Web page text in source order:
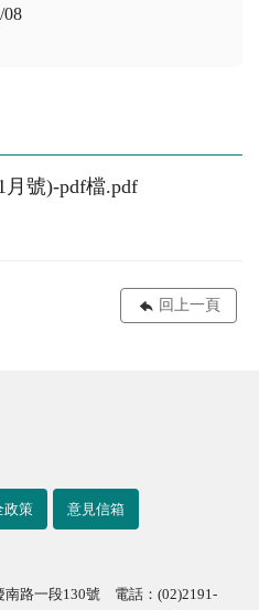
08
月號)-pdf檔.pdf
回上一頁
政策 意見信箱
南路一段130號 電話：(02)2191-